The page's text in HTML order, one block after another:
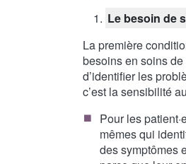
Le besoin de
La première
besoins en soins de
d’identifier les
c’est la sensibilité
Pour les
mêmes qui
des symptômes